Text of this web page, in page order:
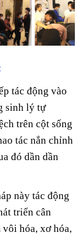
tác động vào
sinh lý tự
trên cột sống
tác nắn chỉnh
đó dần dần
này tác động
triển cân
vôi hóa, xơ hóa,